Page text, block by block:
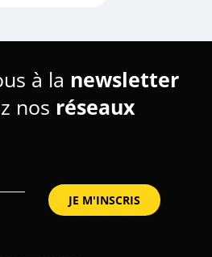
à la newsletter
nos réseaux